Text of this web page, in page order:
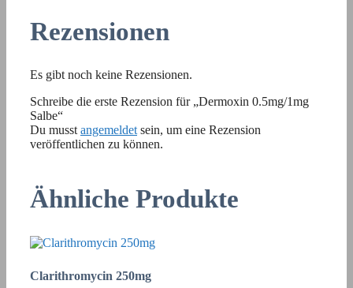
Rezensionen
Es gibt noch keine Rezensionen.
Schreibe die erste Rezension für „Dermoxin 0.5mg/1mg
Salbe“
Du musst angemeldet sein, um eine Rezension
veröffentlichen zu können.
Ähnliche Produkte
Clarithromycin 250mg